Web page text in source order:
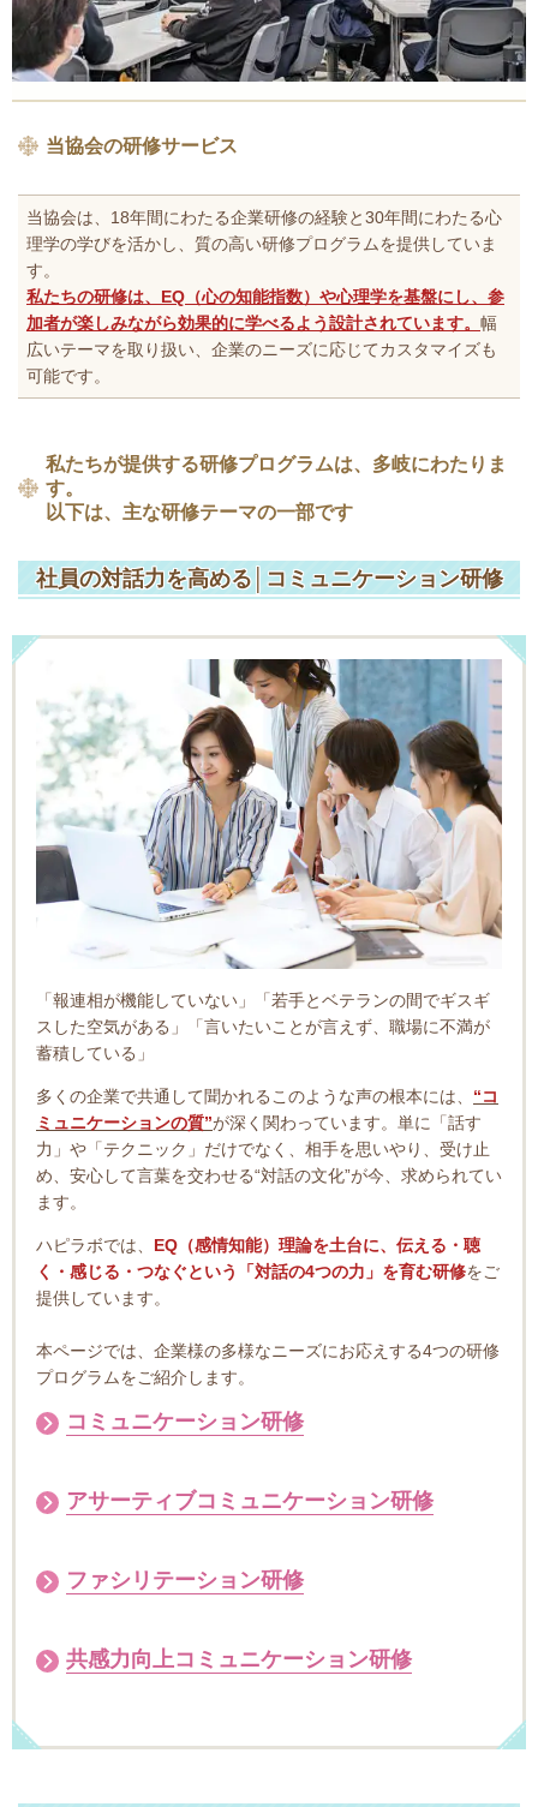
当協会の研修サービス
当協会は、18年間にわたる企業研修の経験と30年間にわたる心
理学の学びを活かし、質の高い研修プログラムを提供していま
す。
私たちの研修は、EQ（心の知能指数）や心理学を基盤にし、参
加者が楽しみながら効果的に学べるよう設計されています。 幅
広いテーマを取り扱い、企業のニーズに応じてカスタマイズも
可能です。
私たちが提供する研修プログラムは、多岐にわたりま
す。
以下は、主な研修テーマの一部です
社員の対話力を高める│コミュニケーション研修
「報連相が機能していない」「若手とベテランの間でギスギ
スした空気がある」「言いたいことが言えず、職場に不満が
蓄積している」
多くの企業で共通して聞かれるこのような声の根本には、 “コ
ミュニケーションの質”が深く関わっています。単に「話す
力」や「テクニック」だけでなく、相手を思いやり、受け止
め、安心して言葉を交わせる“対話の文化”が今、求められてい
ます。
ハピラボでは、 EQ（感情知能）理論を土台に、伝える・聴
く・感じる・つなぐという「対話の4つの力」を育む研修をご
提供しています。
本ページでは、企業様の多様なニーズにお応えする4つの研修
プログラムをご紹介します。
コミュニケーション研修
アサーティブコミュニケーション研修
ファシリテーション研修
共感力向上コミュニケーション研修